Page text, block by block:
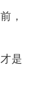
，
是